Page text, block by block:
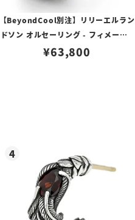
【BeyondCool別注】リリーエルラン
ドソン オルセーリング - フィメール -
コスミック
¥63,800